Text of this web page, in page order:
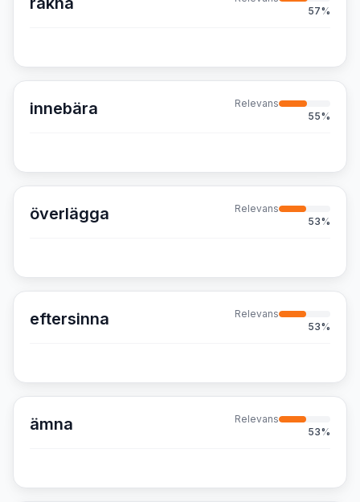
57%
innebära
Relevans
55%
överlägga
Relevans
53%
eftersinna
Relevans
53%
ämna
Relevans
53%